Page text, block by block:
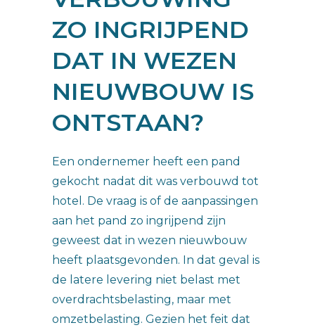
ZO INGRIJPEND
DAT IN WEZEN
NIEUWBOUW IS
ONTSTAAN?
Een ondernemer heeft een pand
gekocht nadat dit was verbouwd tot
hotel. De vraag is of de aanpassingen
aan het pand zo ingrijpend zijn
geweest dat in wezen nieuwbouw
heeft plaatsgevonden. In dat geval is
de latere levering niet belast met
overdrachtsbelasting, maar met
omzetbelasting. Gezien het feit dat